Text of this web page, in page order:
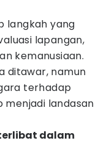
langkah yang
lapangan,
kemanusiaan.
ditawar, namun
terhadap
landasan
dalam